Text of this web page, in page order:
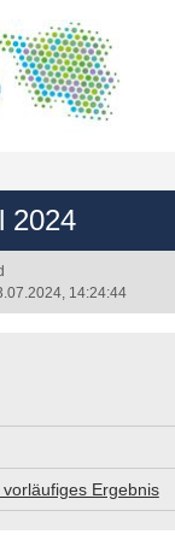
2024
14:24:44
Ergebnis